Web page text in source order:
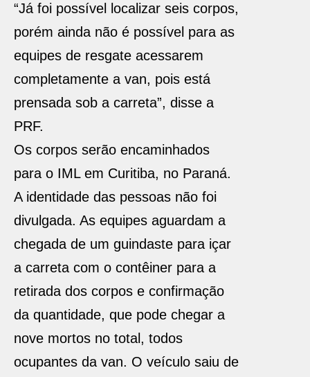
“Já foi possível localizar seis corpos,
porém ainda não é possível para as
equipes de resgate acessarem
completamente a van, pois está
prensada sob a carreta”, disse a
PRF.
Os corpos serão encaminhados
para o IML em Curitiba, no Paraná.
A identidade das pessoas não foi
divulgada. As equipes aguardam a
chegada de um guindaste para içar
a carreta com o contêiner para a
retirada dos corpos e confirmação
da quantidade, que pode chegar a
nove mortos no total, todos
ocupantes da van. O veículo saiu de